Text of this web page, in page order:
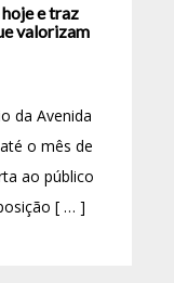
e traz
valorizam
da Avenida
o mês de
ao público
[ … ]